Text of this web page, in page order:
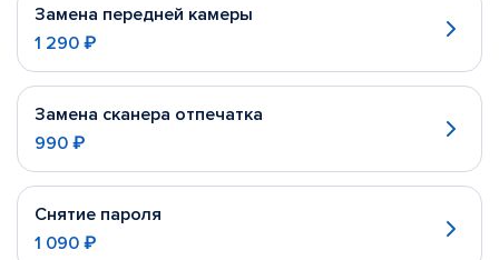
Замена передней камеры
1 290 ₽
Замена сканера отпечатка
990 ₽
Снятие пароля
1 090 ₽